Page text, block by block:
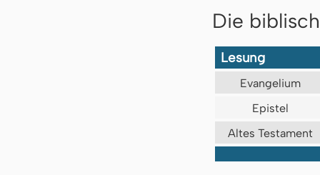
Die
Lesung
Evangelium
Epistel
Altes Testament